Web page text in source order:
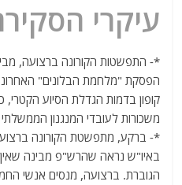
at
s
A
p
p
e
g
ra
m
ai
l
itt
er
עיקרי
*- התפשטות הקורונה ברצועה,
הפסקת "מלחמת הבלונים"
קופון בדמות הגדלת הסיוע הקטרי,
משכורות לעובדי המנגנון
*- ברקע, מתפשטת הקורונה
באיו"ש נראה שהרש"פ מבינה
הגוברת. ברצועה, מנסים אנשי